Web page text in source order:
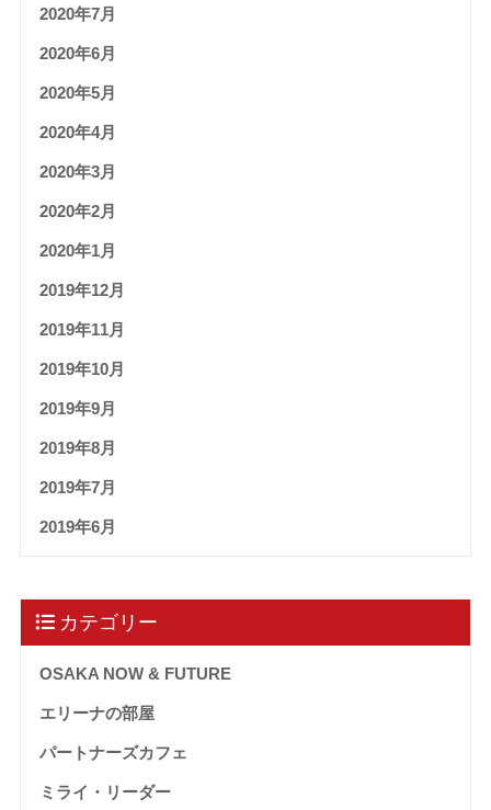
2020年7月
2020年6月
2020年5月
2020年4月
2020年3月
2020年2月
2020年1月
2019年12月
2019年11月
2019年10月
2019年9月
2019年8月
2019年7月
2019年6月
カテゴリー
OSAKA NOW & FUTURE
エリーナの部屋
パートナーズカフェ
ミライ・リーダー